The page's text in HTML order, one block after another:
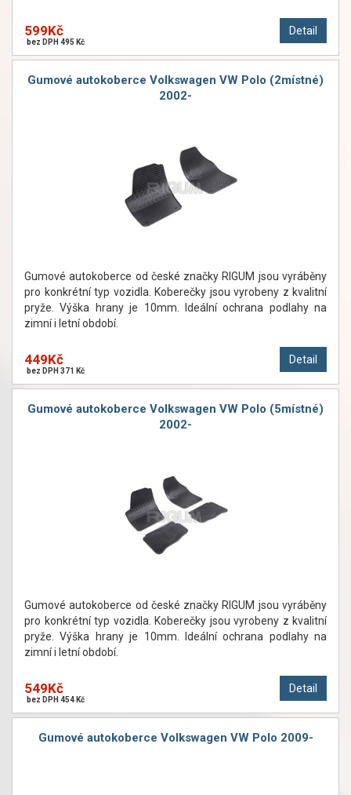
Detail
599Kč
bez DPH 495 Kč
Gumové autokoberce Volkswagen VW Polo (2místné)
2002-
Gumové autokoberce od české značky RIGUM jsou vyráběny
pro konkrétní typ vozidla. Koberečky jsou vyrobeny z kvalitní
pryže. Výška hrany je 10mm. Ideální ochrana podlahy na
zimní i letní období.
Detail
449Kč
bez DPH 371 Kč
Gumové autokoberce Volkswagen VW Polo (5místné)
2002-
Gumové autokoberce od české značky RIGUM jsou vyráběny
pro konkrétní typ vozidla. Koberečky jsou vyrobeny z kvalitní
pryže. Výška hrany je 10mm. Ideální ochrana podlahy na
zimní i letní období.
Detail
549Kč
bez DPH 454 Kč
Gumové autokoberce Volkswagen VW Polo 2009-